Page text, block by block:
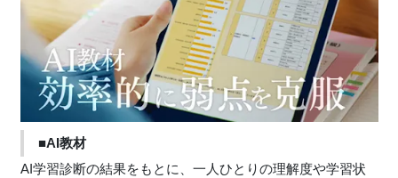
■AI教材
AI学習診断の結果をもとに、一人ひとりの理解度や学習状